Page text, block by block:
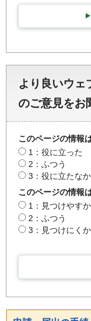
より良いウェ
のご意見をお
このページの情報
1：役に立った
2：ふつう
3：役に立たな
このページの情報
1：見つけやす
2：ふつう
3：見つけにく